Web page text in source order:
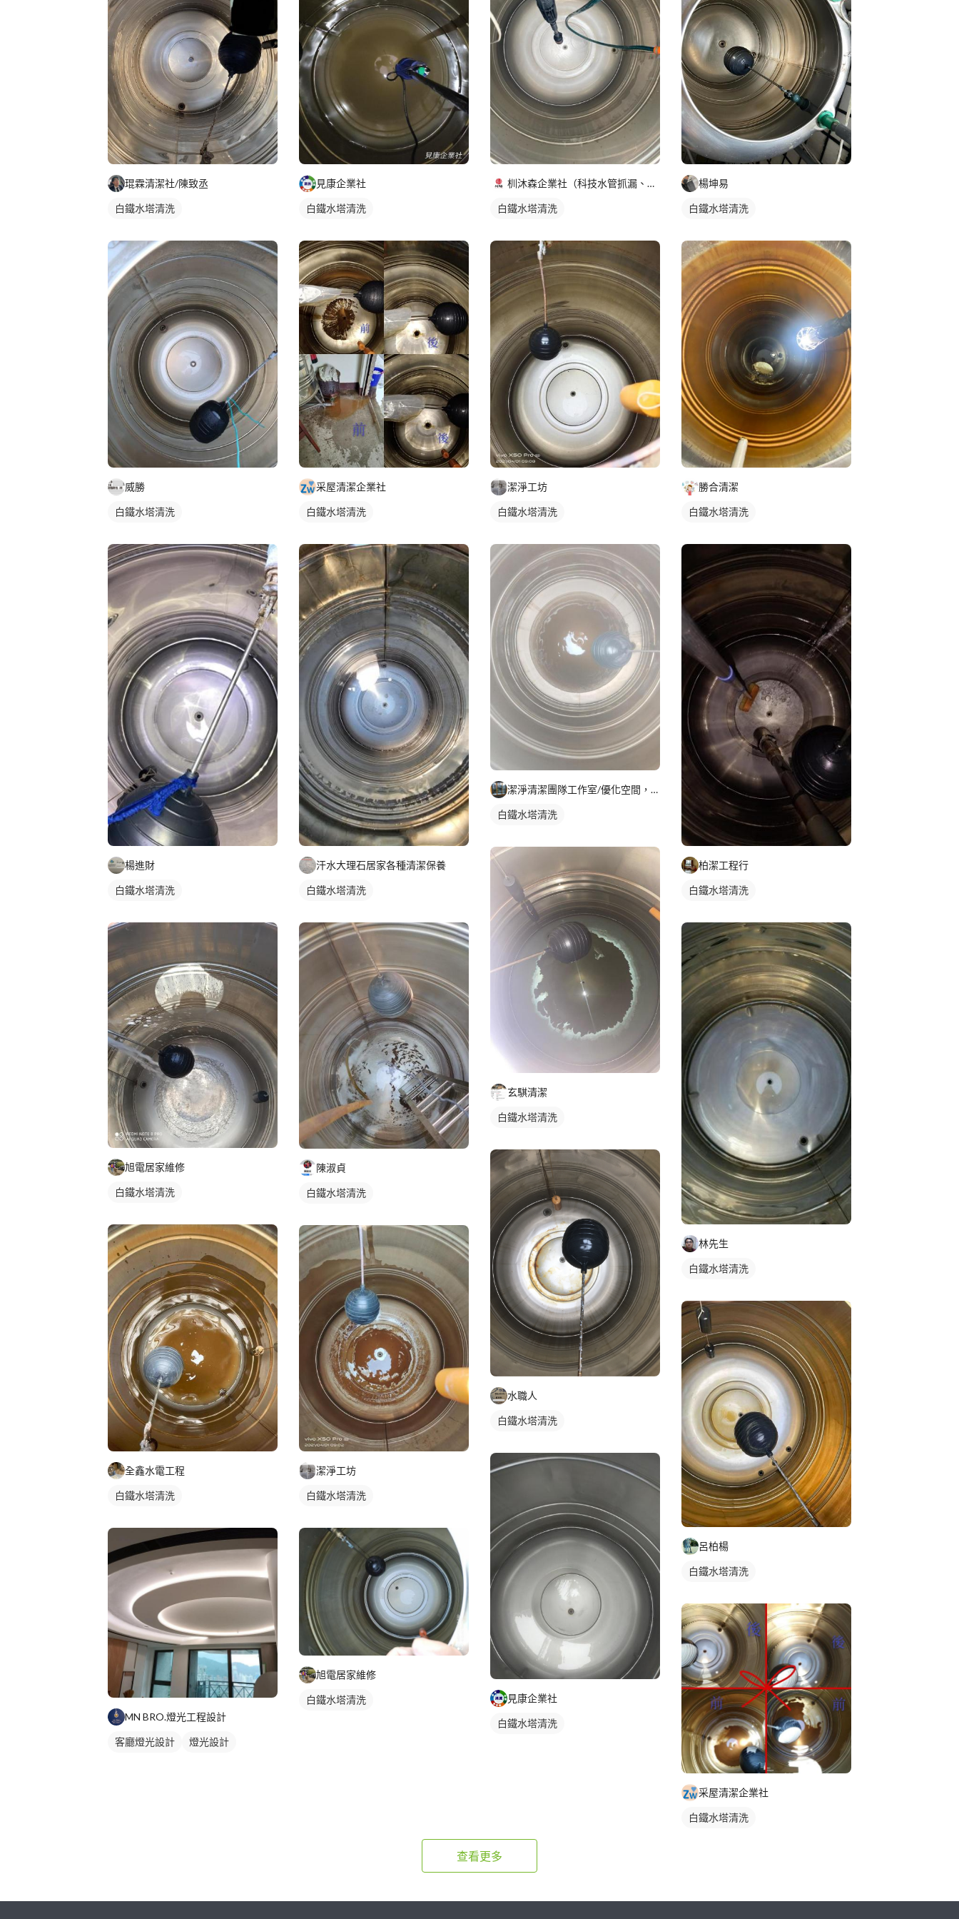
琨霖清潔社/陳致丞
白鐵水塔清洗
威勝
白鐵水塔清洗
楊進財
白鐵水塔清洗
旭電居家維修
白鐵水塔清洗
全鑫水電工程
白鐵水塔清洗
MN BRO.燈光工程設計
客廳燈光設計 燈光設計
見康企業社
白鐵水塔清洗
采屋清潔企業社
白鐵水塔清洗
汗水大理石居家各種清潔保養
白鐵水塔清洗
陳淑貞
白鐵水塔清洗
潔淨工坊
白鐵水塔清洗
旭電居家維修
白鐵水塔清洗
杊沐森企業社（科技水管抓漏、冷氣、防滑工程）
白鐵水塔清洗
潔淨工坊
白鐵水塔清洗
潔淨清潔團隊工作室/優化空間，專業專攻裝潢後細清，空屋入住退
白鐵水塔清洗
玄騏清潔
白鐵水塔清洗
水職人
白鐵水塔清洗
見康企業社
白鐵水塔清洗
楊坤易
白鐵水塔清洗
勝合清潔
白鐵水塔清洗
柏潔工程行
白鐵水塔清洗
林先生
白鐵水塔清洗
呂柏楊
白鐵水塔清洗
采屋清潔企業社
白鐵水塔清洗
查看更多